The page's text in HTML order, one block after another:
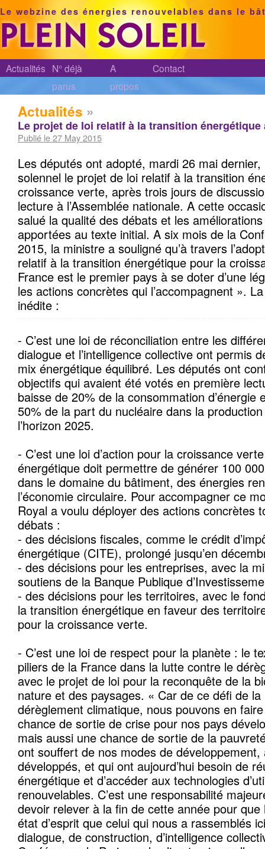
Le webzine des énergies renouvelables dans le
Actualités N° déjà
parus
A
propos
Contact
Actualités »
Le projet de loi relatif à la transition énergétique
Publié le 27 May 2015
Les députés ont adopté, mardi 26 mai dernier,
solennel le projet de loi relatif à la transition
croissance verte, après trois jours de
lecture à l’Assemblée nationale. A cette
salué la qualité des débats et les
apportées au texte initial. A six mois de la
2015, la ministre a souligné qu’à travers
relatif à la transition énergétique pour la
France est le premier pays à se doter d’une
les actions concrètes qui l’accompagnent ».
inédite :
- C’est une loi de réconciliation entre les
dialogue et l’intelligence collective ont permis
mix énergétique équilibré. Les députés ont
objectifs qui avaient été votés en première
baisse de 20% de la consommation d’énergie
50% de la part du nucléaire dans la production
l’horizon 2025.
- C’est une loi d’action pour la croissance
énergétique doit permettre de générer 100
dans le domaine du bâtiment, des énergies
l’économie circulaire. Pour accompagner ce
Royal a voulu déployer des actions concrètes
débats :
- des décisions fiscales, comme le crédit
énergétique (CITE), prolongé jusqu’en
- des décisions pour les entreprises, avec la
soutiens de la Banque Publique
- des décisions pour les territoires, avec le
la transition énergétique en faveur des
pour la croissance verte.
- C’est une loi de respect pour la planète : le
piliers de la France dans la lutte contre le
avec le projet de loi pour la reconquête de la
nature et des paysages. « Car de ce défi de
dérèglement climatique, nous pouvons en
chance de sortie de crise pour nos pays
mais aussi une chance de sortie de la
ont souffert de nos modes de développement,
développés, et qui ont aujourd’hui besoin de
énergétique et d’accéder aux technologies
renouvelables. C’est une responsabilité
devoir relever à la fin de cette année pour que
état d’esprit que celui qui nous a rassemblés
dialogue, de construction, d’intelligence